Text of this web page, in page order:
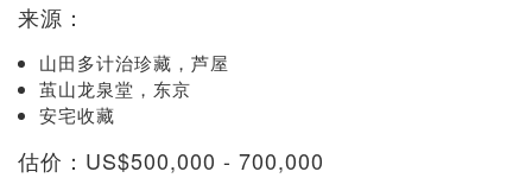
来源：
山田多计治珍藏，芦屋
茧山龙泉堂，东京
安宅收藏
估价：US$500,000 - 700,000